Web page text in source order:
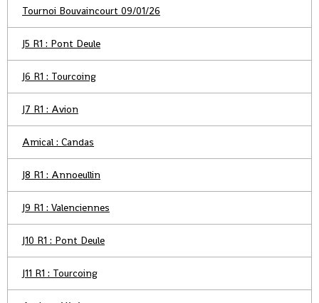
Tournoi Bouvaincourt 09/01/26
J5 R1 : Pont Deule
J6 R1 : Tourcoing
J7 R1 : Avion
Amical : Candas
J8 R1 : Annoeullin
J9 R1 : Valenciennes
J10 R1 : Pont Deule
J11 R1 : Tourcoing